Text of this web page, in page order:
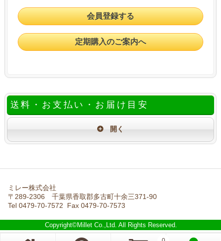
会員登録する
定期購入のご案内へ
送料・お支払い・お届け目安
ミレー株式会社
〒289-2306 千葉県香取郡多古町十余三371-90
Tel 0479-70-7572 Fax 0479-70-7573
Copyright©Millet Co.,Ltd. All Rights Reserved.